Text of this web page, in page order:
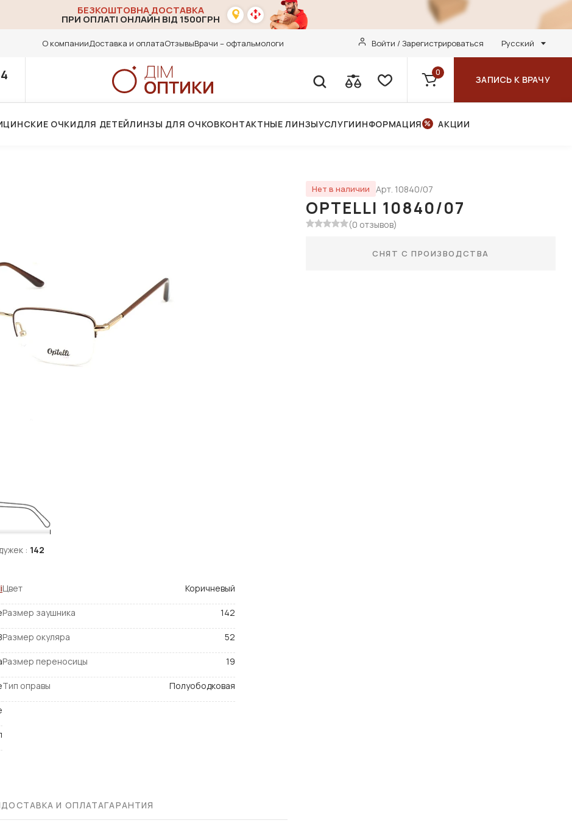
БЕЗКОШТОВНА ДОСТАВКА
ПРИ ОПЛАТІ ОНЛАЙН ВІД 1500ГРН
О компанииДоставка и оплатаОтзывыВрачи – офтальмологи Войти / Зарегистрироваться Русский
0
ЗАПИСЬ К ВРАЧУ
ОЧКИДЛЯ ДЕТЕЙЛИНЗЫ ДЛЯ ОЧКОВКОНТАКТНЫЕ ЛИНЗЫУСЛУГИИНФОРМАЦИЯ АКЦИИ
Нет в наличии Арт. 10840/07
OPTELLI 10840/07
(0 отзывов)
СНЯТ С ПРОИЗВОДСТВА
: 142
Цвет Коричневый
Размер заушника 142
Размер окуляра 52
Размер переносицы 19
Тип оправы Полуободковая
ДОСТАВКА И ОПЛАТАГАРАНТИЯ